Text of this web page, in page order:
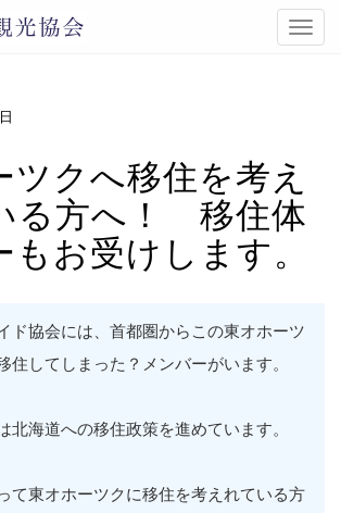
T
o
v
i
o
ツクへ移住を考え
る方へ！ 移住体
お受けします。
ド協会には、首都圏からこの東オホーツ
住してしまった？メンバーがいます。
北海道への移住政策を進めています。
て東オホーツクに移住を考えれている方